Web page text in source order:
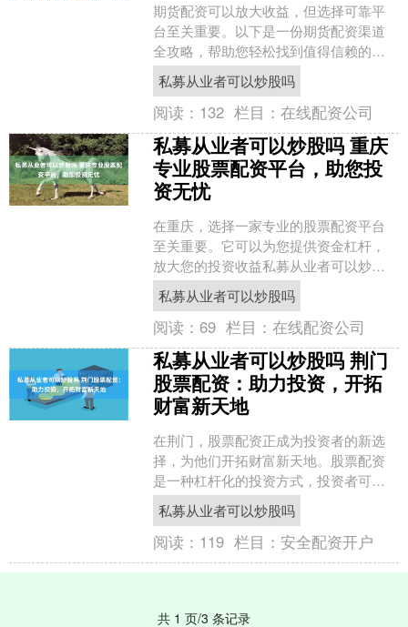
期货配资可以放大收益，但选择可靠平
台至关重要。以下是一份期货配资渠道
全攻略，帮助您轻松找到值得信赖的平
台： 炒股配资是指投资者通过第三方平
台借入资金进行股票交易....
私募从业者可以炒股吗
阅读： 132 栏目：在线配资公司
私募从业者可以炒股吗 重庆
专业股票配资平台，助您投
资无忧
在重庆，选择一家专业的股票配资平台
至关重要。它可以为您提供资金杠杆，
放大您的投资收益私募从业者可以炒股
吗，同时降低风险。 股票配资平台是为
投资者提供资金杠杆的金....
私募从业者可以炒股吗
阅读：69 栏目：在线配资公司
私募从业者可以炒股吗 荆门
股票配资：助力投资，开拓
财富新天地
在荆门，股票配资正成为投资者的新选
择，为他们开拓财富新天地。股票配资
是一种杠杆化的投资方式，投资者可以
通过借入资金放大自己的投资本金私募
从业者可以炒股吗，从而获....
私募从业者可以炒股吗
阅读： 119 栏目：安全配资开户
共 1 页/3 条记录